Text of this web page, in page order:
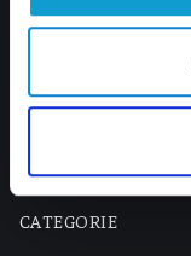
Lavora con noi
CATEGORIE